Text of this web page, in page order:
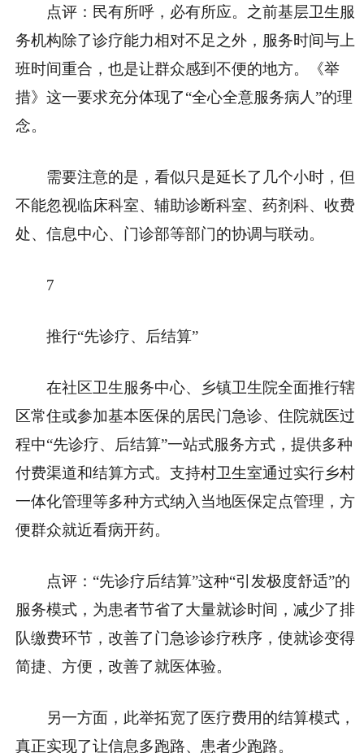
点评：民有所呼，必有所应。之前基层卫生服
务机构除了诊疗能力相对不足之外，服务时间与上
班时间重合，也是让群众感到不便的地方。《举
措》这一要求充分体现了“全心全意服务病人”的理
念。
需要注意的是，看似只是延长了几个小时，但
不能忽视临床科室、辅助诊断科室、药剂科、收费
处、信息中心、门诊部等部门的协调与联动。
7
推行“先诊疗、后结算”
在社区卫生服务中心、乡镇卫生院全面推行辖
区常住或参加基本医保的居民门急诊、住院就医过
程中“先诊疗、后结算”一站式服务方式，提供多种
付费渠道和结算方式。支持村卫生室通过实行乡村
一体化管理等多种方式纳入当地医保定点管理，方
便群众就近看病开药。
点评：“先诊疗后结算”这种“引发极度舒适”的
服务模式，为患者节省了大量就诊时间，减少了排
队缴费环节，改善了门急诊诊疗秩序，使就诊变得
简捷、方便，改善了就医体验。
另一方面，此举拓宽了医疗费用的结算模式，
真正实现了让信息多跑路、患者少跑路。